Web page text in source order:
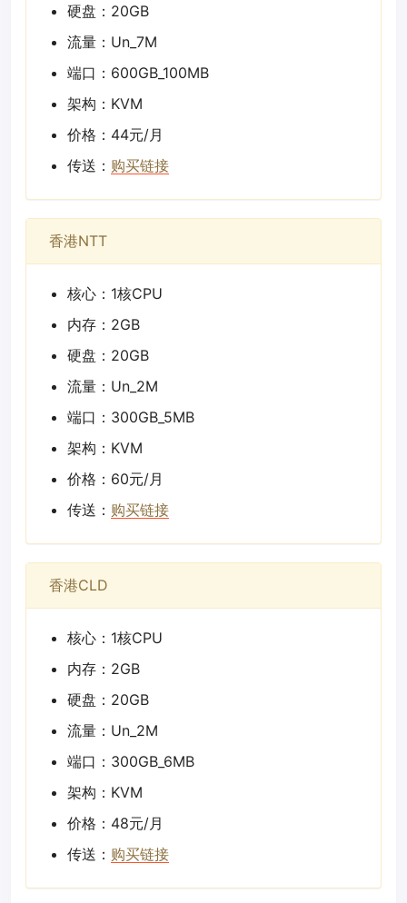
硬盘：20GB
流量：Un_7M
端口：600GB_100MB
架构：KVM
价格：44元/月
传送： 购买链接
香港NTT
核心：1核CPU
内存：2GB
硬盘：20GB
流量：Un_2M
端口：300GB_5MB
架构：KVM
价格：60元/月
传送： 购买链接
香港CLD
核心：1核CPU
内存：2GB
硬盘：20GB
流量：Un_2M
端口：300GB_6MB
架构：KVM
价格：48元/月
传送： 购买链接